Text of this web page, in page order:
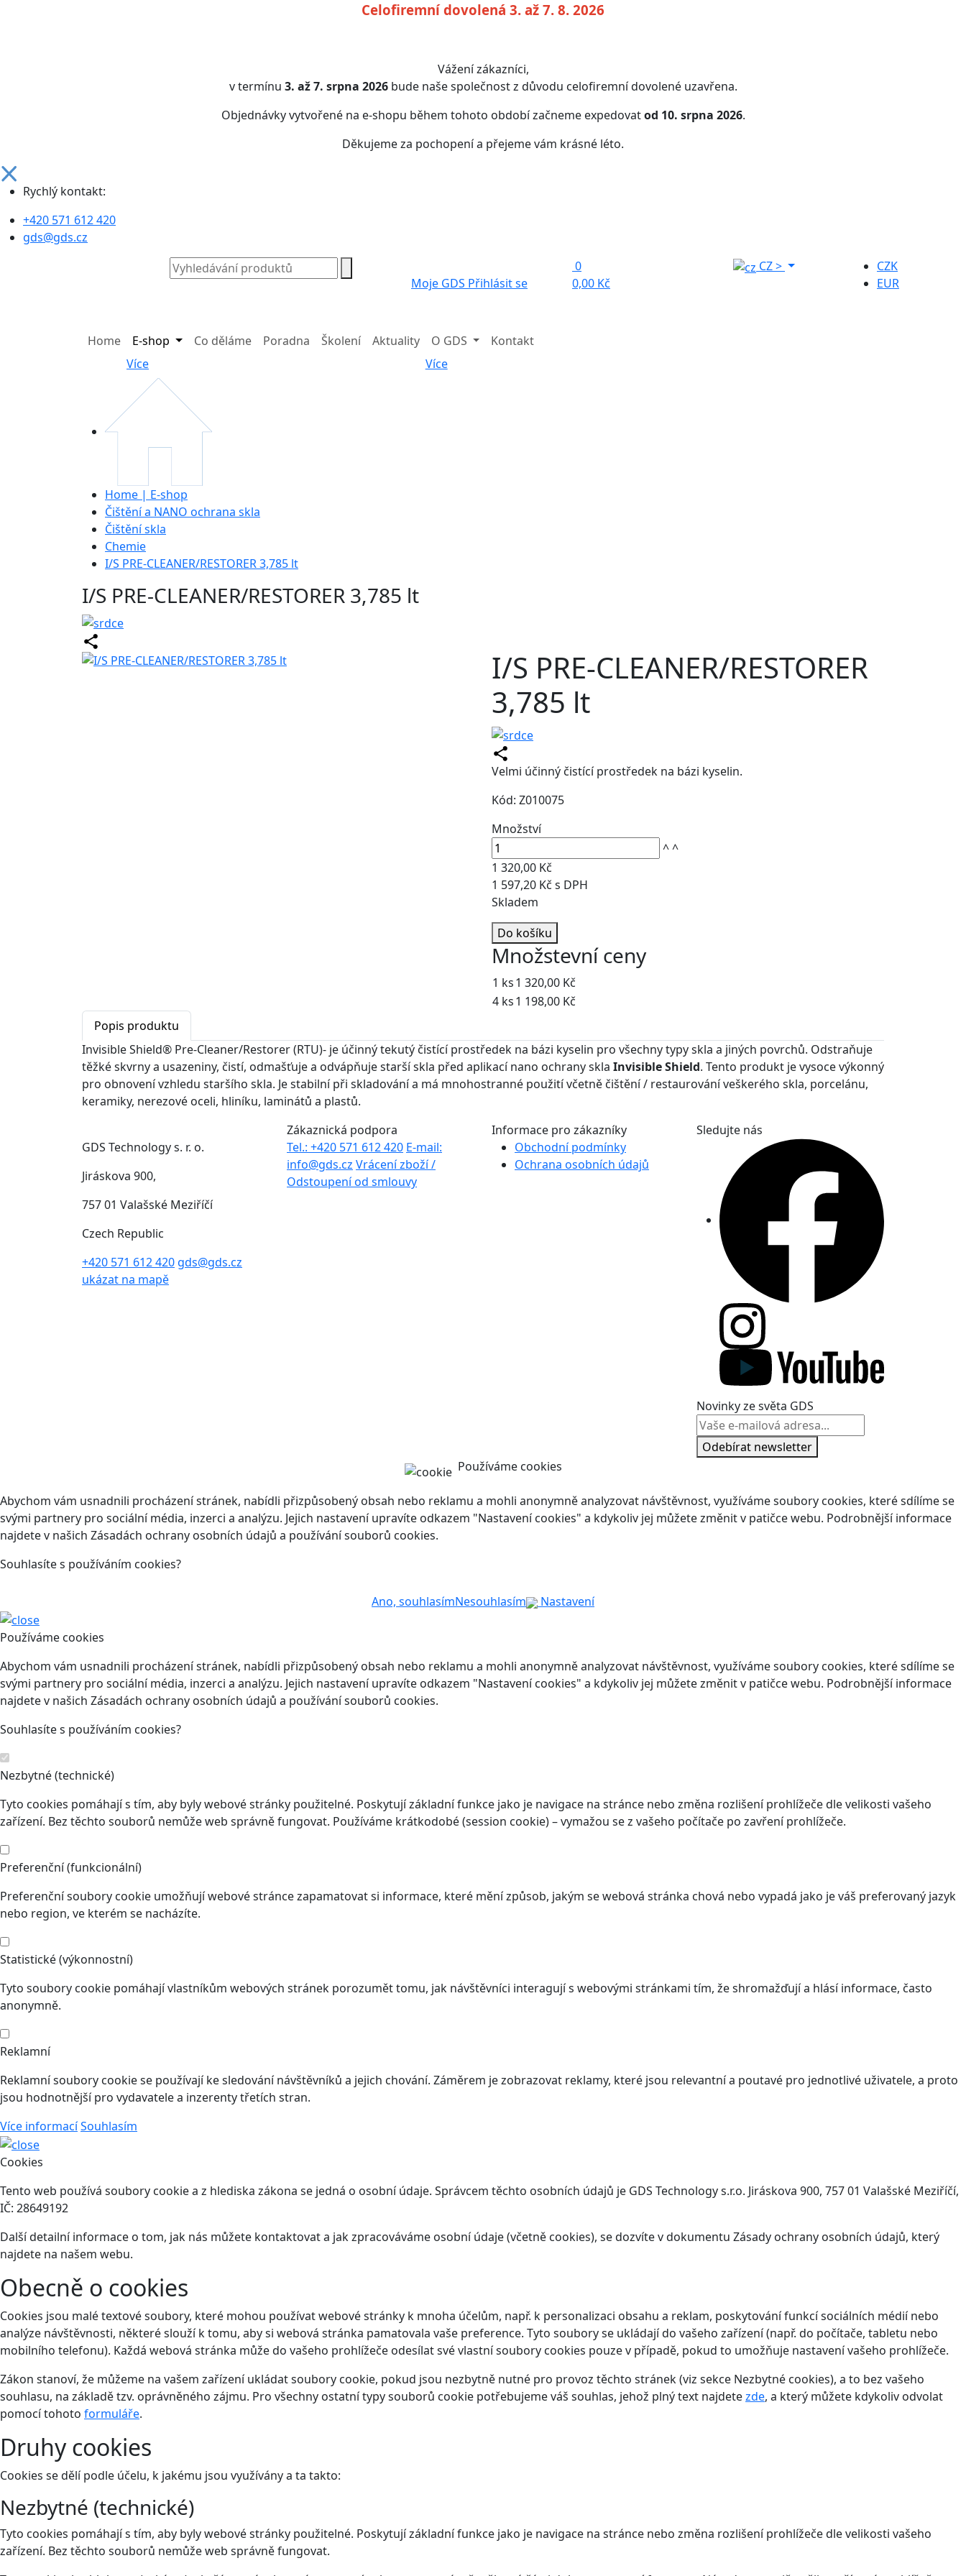
Celofiremní dovolená 3. až 7. 8. 2026
Vážení zákazníci,
v termínu 3. až 7. srpna 2026bude naše společnost z důvodu celofiremní dovolené uzavřena.
Objednávky vytvořené na e-shopu během tohoto období začneme expedovatod 10. srpna 2026.
Děkujeme za pochopení a přejeme vám krásné léto.
Rychlý kontakt:
+420 571 612 420
gds@gds.cz
Moje GDS Přihlásit se
0
0,00 Kč
CZ>
CZK
EUR
Home
E-shop
Více
Co děláme Poradna Školení Aktuality
O GDS
Více
Kontakt
Home | E-shop
Čištění a NANO ochrana skla
Čištění skla
Chemie
I/S PRE-CLEANER/RESTORER 3,785 lt
I/S PRE-CLEANER/RESTORER 3,785 lt
I/S PRE-CLEANER/RESTORER
3,785 lt
Velmi účinný čistící prostředek na bázi kyselin.
Kód: Z010075
Množství
^^
1 320,00 Kč
1 597,20 Kč s DPH
Skladem
Do košíku
Množstevní ceny
1 ks1 320,00 Kč
4 ks1 198,00 Kč
Popis produktu
Invisible Shield® Pre-Cleaner/Restorer (RTU)- je účinný tekutý čistící prostředek na bázi kyselin pro všechny typy skla a jiných povrchů. Odstraňuje
těžké skvrny a usazeniny, čistí, odmašťuje a odvápňuje starší skla před aplikací nano ochrany skla Invisible Shield. Tento produkt je vysoce výkonný
pro obnovení vzhledu staršího skla. Je stabilní při skladování a má mnohostranné použití včetně čištění / restaurování veškerého skla, porcelánu,
keramiky, nerezové oceli, hliníku, laminátů a plastů.
GDS Technology s. r. o.
Jiráskova 900,
757 01 Valašské Meziříčí
Czech Republic
+420 571 612 420 gds@gds.cz
ukázat na mapě
Zákaznická podpora
Tel.: +420 571 612 420 E-mail:
info@gds.cz Vrácení zboží /
Odstoupení od smlouvy
Informace pro zákazníky
Obchodní podmínky
Ochrana osobních údajů
Sledujte nás
Novinky ze světa GDS
Odebírat newsletter
Používáme cookies
Abychom vám usnadnili procházení stránek, nabídli přizpůsobený obsah nebo reklamu a mohli anonymně analyzovat návštěvnost, využíváme soubory cookies, které sdílíme se
svými partnery pro sociální média, inzerci a analýzu. Jejich nastavení upravíte odkazem "Nastavení cookies" a kdykoliv jej můžete změnit v patičce webu. Podrobnější informace
najdete v našich Zásadách ochrany osobních údajů a používání souborů cookies.
Souhlasíte s používáním cookies?
Ano, souhlasímNesouhlasím Nastavení
Používáme cookies
Abychom vám usnadnili procházení stránek, nabídli přizpůsobený obsah nebo reklamu a mohli anonymně analyzovat návštěvnost, využíváme soubory cookies, které sdílíme se
svými partnery pro sociální média, inzerci a analýzu. Jejich nastavení upravíte odkazem "Nastavení cookies" a kdykoliv jej můžete změnit v patičce webu. Podrobnější informace
najdete v našich Zásadách ochrany osobních údajů a používání souborů cookies.
Souhlasíte s používáním cookies?
Nezbytné (technické)
Tyto cookies pomáhají s tím, aby byly webové stránky použitelné. Poskytují základní funkce jako je navigace na stránce nebo změna rozlišení prohlížeče dle velikosti vašeho
zařízení. Bez těchto souborů nemůže web správně fungovat. Používáme krátkodobé (session cookie) – vymažou se z vašeho počítače po zavření prohlížeče.
Preferenční (funkcionální)
Preferenční soubory cookie umožňují webové stránce zapamatovat si informace, které mění způsob, jakým se webová stránka chová nebo vypadá jako je váš preferovaný jazyk
nebo region, ve kterém se nacházíte.
Statistické (výkonnostní)
Tyto soubory cookie pomáhají vlastníkům webových stránek porozumět tomu, jak návštěvníci interagují s webovými stránkami tím, že shromažďují a hlásí informace, často
anonymně.
Reklamní
Reklamní soubory cookie se používají ke sledování návštěvníků a jejich chování. Záměrem je zobrazovat reklamy, které jsou relevantní a poutavé pro jednotlivé uživatele, a proto
jsou hodnotnější pro vydavatele a inzerenty třetích stran.
Více informacíSouhlasím
Cookies
Tento web používá soubory cookie a z hlediska zákona se jedná o osobní údaje. Správcem těchto osobních údajů je GDS Technology s.r.o. Jiráskova 900, 757 01 Valašské Meziříčí,
IČ: 28649192
Další detailní informace o tom, jak nás můžete kontaktovat a jak zpracováváme osobní údaje (včetně cookies), se dozvíte v dokumentu Zásady ochrany osobních údajů, který
najdete na našem webu.
Obecně o cookies
Cookies jsou malé textové soubory, které mohou používat webové stránky k mnoha účelům, např. k personalizaci obsahu a reklam, poskytování funkcí sociálních médií nebo
analýze návštěvnosti, některé slouží k tomu, aby si webová stránka pamatovala vaše preference. Tyto soubory se ukládají do vašeho zařízení (např. do počítače, tabletu nebo
mobilního telefonu). Každá webová stránka může do vašeho prohlížeče odesílat své vlastní soubory cookies pouze v případě, pokud to umožňuje nastavení vašeho prohlížeče.
Zákon stanoví, že můžeme na vašem zařízení ukládat soubory cookie, pokud jsou nezbytně nutné pro provoz těchto stránek (viz sekce Nezbytné cookies), a to bez vašeho
souhlasu, na základě tzv. oprávněného zájmu. Pro všechny ostatní typy souborů cookie potřebujeme váš souhlas, jehož plný text najdetezde, a který můžete kdykoliv odvolat
pomocí tohoto formuláře.
Druhy cookies
Cookies se dělí podle účelu, k jakému jsou využívány a ta takto:
Nezbytné (technické)
Tyto cookies pomáhají s tím, aby byly webové stránky použitelné. Poskytují základní funkce jako je navigace na stránce nebo změna rozlišení prohlížeče dle velikosti vašeho
zařízení. Bez těchto souborů nemůže web správně fungovat.